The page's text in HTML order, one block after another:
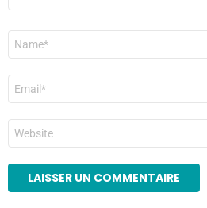
Nom
E-
mail
*
Site
web